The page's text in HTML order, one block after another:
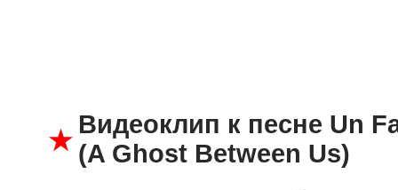
Видеоклип к песне Un
(A Ghost Between Us)